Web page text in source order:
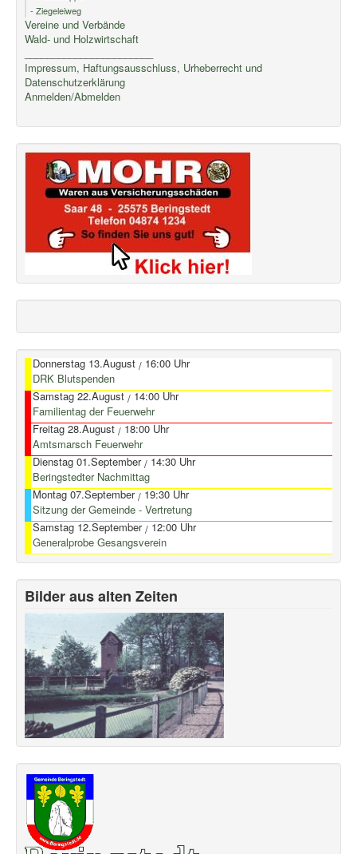
- Ziegeleiweg
Vereine und Verbände
Wald- und Holzwirtschaft
Impressum, Haftungsausschluss, Urheberrecht und
Datenschutzerklärung
Anmelden/Abmelden
Donnerstag 13.August / 16:00 Uhr
DRK Blutspenden
Samstag 22.August / 14:00 Uhr
Familientag der Feuerwehr
Freitag 28.August / 18:00 Uhr
Amtsmarsch Feuerwehr
Dienstag 01.September/ 14:30 Uhr
Beringstedter Nachmittag
Montag 07.September/ 19:30 Uhr
Sitzung der Gemeinde - Vertretung
Samstag 12.September/ 12:00 Uhr
Generalprobe Gesangsverein
Bilder aus alten Zeiten